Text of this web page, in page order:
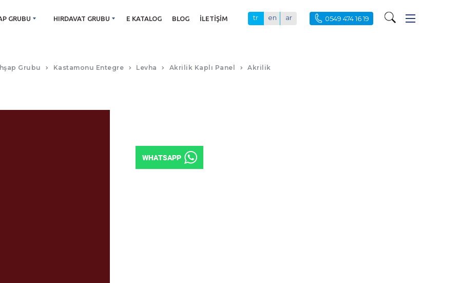
GRUBU HIRDAVAT GRUBU E KATALOG BLOG İLETIŞIM tr en ar 0549 474 16 19
Grubu Kastamonu Entegre Levha Akrilik Kaplı Panel Akrilik